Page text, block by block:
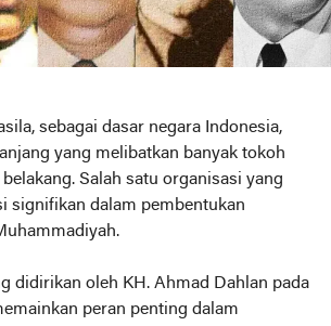
sebagai dasar negara Indonesia,
yang melibatkan banyak tokoh
Salah satu organisasi yang
signifikan dalam pembentukan
didirikan oleh KH. Ahmad Dahlan pada
peran penting dalam